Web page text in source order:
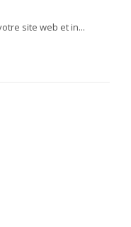
site web et in...